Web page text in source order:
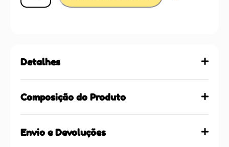
Detalhes
Composição do Produto
Envio e Devoluções